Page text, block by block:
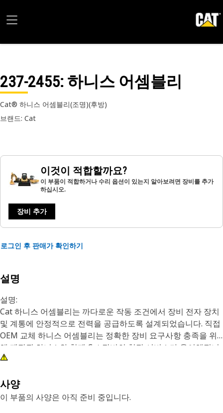
237-2455: 하니스 어셈블리
Cat® 하니스 어셈블리(조명)(후방)
브랜드: Cat
이것이 적합할까요?
이 부품이 적합하거나 수리 옵션이 있는지 알아보려면 장비를 추가
하십시오.
장비 추가
로그인 후 판매가 확인하기
설명
설명:
Cat 하니스 어셈블리는 까다로운 작동 조건에서 장비 전자 장치
및 계통에 안정적으로 전력을 공급하도록 설계되었습니다. 직접
OEM 교체 하니스 어셈블리는 정확한 장비 요구사항 충족을 위
해 제작된 하니스와 함께 Cat 장비의 현장 서비스가 용이해집니
다.
특성:
• OEM 직접 교체
사양
이 부품의 사양은 아직 준비 중입니다.